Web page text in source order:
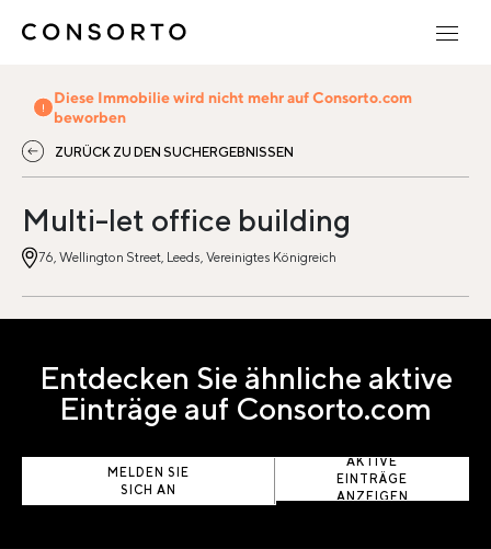
Diese Immobilie wird nicht mehr auf Consorto.com
beworben
ZURÜCK ZU DEN SUCHERGEBNISSEN
Multi-let office building
76, Wellington Street, Leeds, Vereinigtes Königreich
Entdecken Sie ähnliche aktive
Einträge auf Consorto.com
MELDEN SIE
SICH AN
AKTIVE
EINTRÄGE
ANZEIGEN